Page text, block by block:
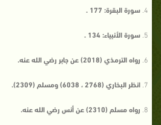
سورة البقرة: 177 .
سورة الأنبياء: 134 .
رواه الترمذي (2018) عن جابر رضي الله عنه.
انظر البخاري (2768 ، 6038) ومسلم (2309).
رواه مسلم (2310) عن أنس رضي الله عنه.